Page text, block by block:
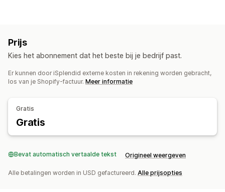
Updates van bestellingen
Prijs
Kies het abonnement dat het beste bij je bedrijf past.
Er kunnen door iSplendid externe kosten in rekening worden gebracht,
los van je Shopify-factuur. Meer informatie
Gratis
Gratis
Bevat automatisch vertaalde tekst Origineel weergeven
Alle betalingen worden in USD gefactureerd. Alle prijsopties